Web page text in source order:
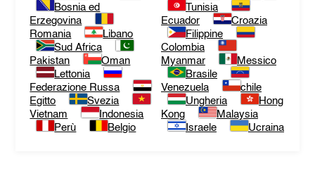
Bosnia ed
Erzegovina
Romania
Libano
Sud Africa
Pakistan
Oman
Lettonia
Federazione Russa
Egitto
Svezia
Vietnam
Indonesia
Perù
Belgio
Tunisia
Ecuador
Croazia
Filippine
Colombia
Myanmar
Messico
Brasile
Venezuela
chile
Ungheria
Hong
Kong
Malaysia
Israele
Ucraina